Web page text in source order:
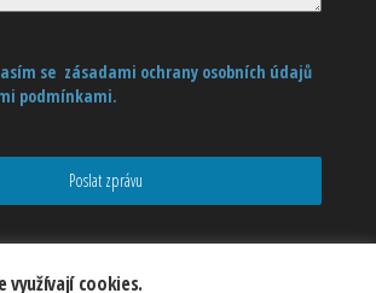
se zásadami ochrany osobních údajů
podmínkami.
Poslat zprávu
využívají cookies.